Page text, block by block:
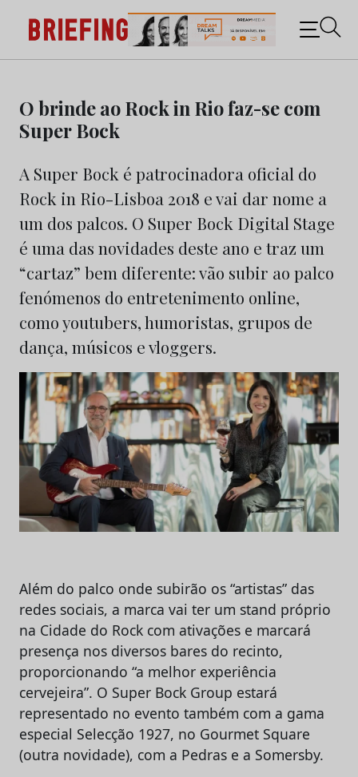
content
Briefing: Todas as notícias sobre os negócios do
Marketing e da Publicidade
O brinde ao Rock in Rio faz-se com
Super Bock
A Super Bock é patrocinadora oficial do
Rock in Rio-Lisboa 2018 e vai dar nome a
um dos palcos. O Super Bock Digital Stage
é uma das novidades deste ano e traz um
“cartaz” bem diferente: vão subir ao palco
fenómenos do entretenimento online,
como youtubers, humoristas, grupos de
dança, músicos e vloggers.
Além do palco onde subirão os “artistas” das
redes sociais, a marca vai ter um stand próprio
na Cidade do Rock com ativações e marcará
presença nos diversos bares do recinto,
proporcionando “a melhor experiência
cervejeira”. O Super Bock Group estará
representado no evento também com a gama
especial Selecção 1927, no Gourmet Square
(outra novidade), com a Pedras e a Somersby.